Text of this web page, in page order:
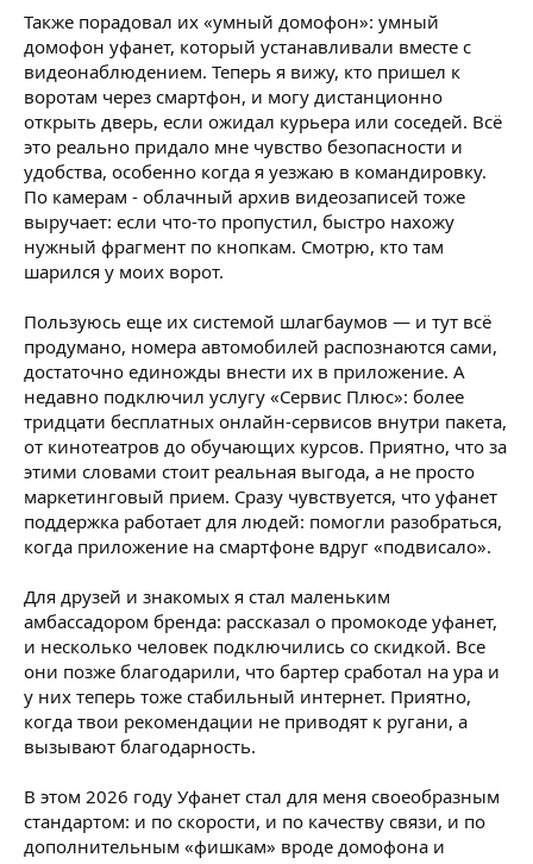
Также порадовал их «умный домофон»: умный
домофон уфанет, который устанавливали вместе с
видеонаблюдением. Теперь я вижу, кто пришел к
воротам через смартфон, и могу дистанционно
открыть дверь, если ожидал курьера или соседей. Всё
это реально придало мне чувство безопасности и
удобства, особенно когда я уезжаю в командировку.
По камерам - облачный архив видеозаписей тоже
выручает: если что-то пропустил, быстро нахожу
нужный фрагмент по кнопкам. Смотрю, кто там
шарился у моих ворот.
Пользуюсь еще их системой шлагбаумов — и тут всё
продумано, номера автомобилей распознаются сами,
достаточно единожды внести их в приложение. А
недавно подключил услугу «Сервис Плюс»: более
тридцати бесплатных онлайн-сервисов внутри пакета,
от кинотеатров до обучающих курсов. Приятно, что за
этими словами стоит реальная выгода, а не просто
маркетинговый прием. Сразу чувствуется, что уфанет
поддержка работает для людей: помогли разобраться,
когда приложение на смартфоне вдруг «подвисало».
Для друзей и знакомых я стал маленьким
амбассадором бренда: рассказал о промокоде уфанет,
и несколько человек подключились со скидкой. Все
они позже благодарили, что бартер сработал на ура и
у них теперь тоже стабильный интернет. Приятно,
когда твои рекомендации не приводят к ругани, а
вызывают благодарность.
В этом 2026 году Уфанет стал для меня своеобразным
стандартом: и по скорости, и по качеству связи, и по
дополнительным «фишкам» вроде домофона и